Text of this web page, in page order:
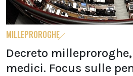
MILLEPROROGHE
Decreto
medici. Focus sulle